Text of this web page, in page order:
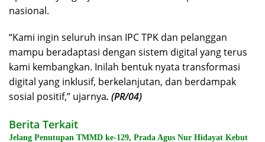
nasional.
“Kami ingin seluruh insan IPC TPK dan pelanggan
mampu beradaptasi dengan sistem digital yang terus
kami kembangkan. Inilah bentuk nyata transformasi
digital yang inklusif, berkelanjutan, dan berdampak
sosial positif,” ujarnya. (PR/04)
Berita Terkait
Jelang Penutupan TMMD ke-129, Prada Agus Nur Hidayat Kebut